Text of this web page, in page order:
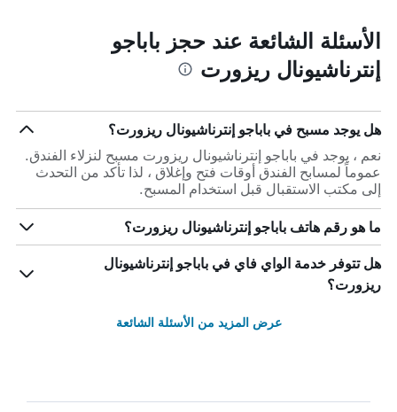
الأسئلة الشائعة عند حجز باباجو
إنترناشيونال ريزورت
هل يوجد مسبح في باباجو إنترناشيونال ريزورت؟
نعم ، يوجد في باباجو إنترناشيونال ريزورت مسبح لنزلاء الفندق.
عموماً لمسابح الفندق أوقات فتح وإغلاق ، لذا تأكد من التحدث
إلى مكتب الاستقبال قبل استخدام المسبح.
ما هو رقم هاتف باباجو إنترناشيونال ريزورت؟
هل تتوفر خدمة الواي فاي في باباجو إنترناشيونال
ريزورت؟
عرض المزيد من الأسئلة الشائعة